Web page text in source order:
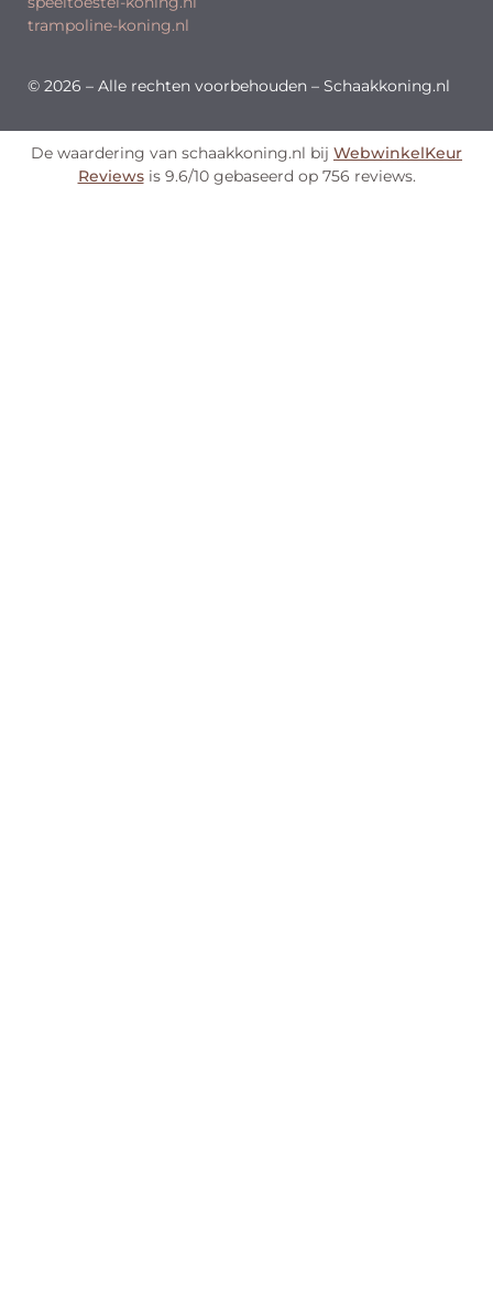
trampoline-koning.nl
© 2026 – Alle rechten voorbehouden – Schaakkoning.nl
De waardering van schaakkoning.nl bij WebwinkelKeur
Reviewsis 9.6/10 gebaseerd op 756 reviews.